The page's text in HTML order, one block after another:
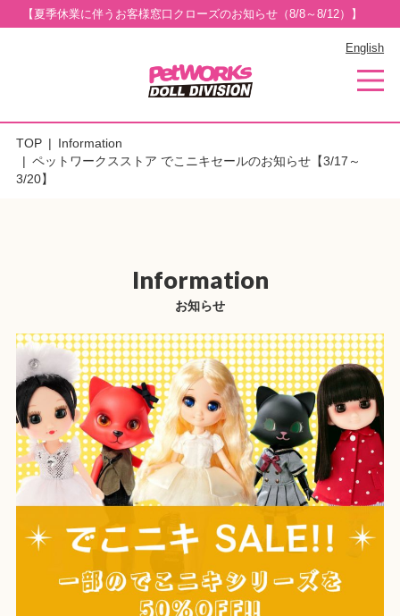
【夏季休業に伴うお客様窓口クローズのお知らせ（8/8～8/12）】
English
TOP
Information
ペットワークスストア でこニキセールのお知らせ【3/17～
3/20】
Information
お知らせ